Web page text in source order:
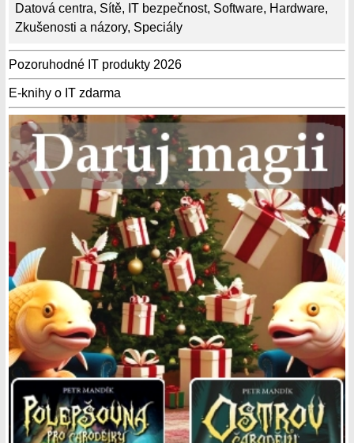
Datová centra, Sítě, IT bezpečnost, Software, Hardware,
Zkušenosti a názory, Speciály
Pozoruhodné IT produkty 2026
E-knihy o IT zdarma